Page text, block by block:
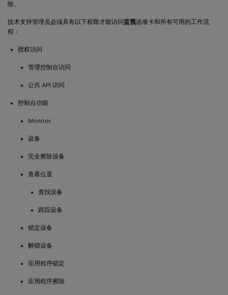
除。
技术支持管理员必须具有以下权限才能访问 监视选项卡和所有可用的工作流
程：
授权访问
管理控制台访问
公共 API 访问
控制台功能
Monitor
设备
完全擦除设备
查看位置
查找设备
跟踪设备
锁定设备
解锁设备
应用程序锁定
应用程序擦除